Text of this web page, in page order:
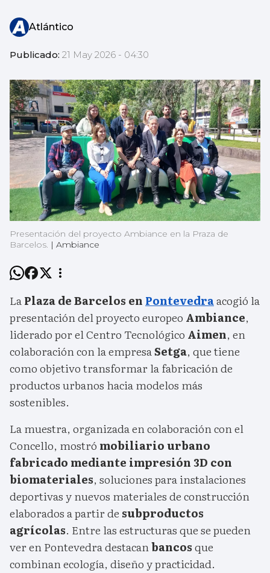
Atlántico
Publicado: 21 May 2026 - 04:30
Presentación del proyecto Ambiance en la Praza de
Barcelos. | Ambiance
LaPlaza de Barcelos en Pontevedraacogió la
presentación del proyecto europeo Ambiance,
liderado por el Centro Tecnológico Aimen, en
colaboración con la empresaSetga, que tiene
como objetivo transformar la fabricación de
productos urbanos hacia modelos más
sostenibles.
La muestra, organizada en colaboración con el
Concello, mostró mobiliario urbano
fabricado mediante impresión 3D con
biomateriales, soluciones para instalaciones
deportivas y nuevos materiales de construcción
elaborados a partir de subproductos
agrícolas. Entre las estructuras que se pueden
ver en Pontevedra destacanbancosque
combinan ecología, diseño y practicidad.